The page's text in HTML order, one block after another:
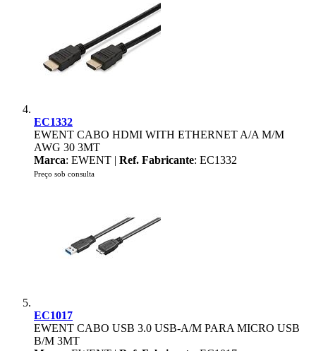
EC1332
EWENT CABO HDMI WITH ETHERNET A/A M/M
AWG 30 3MT
Marca: EWENT | Ref. Fabricante: EC1332
Preço sob consulta
EC1017
EWENT CABO USB 3.0 USB-A/M PARA MICRO USB
B/M 3MT